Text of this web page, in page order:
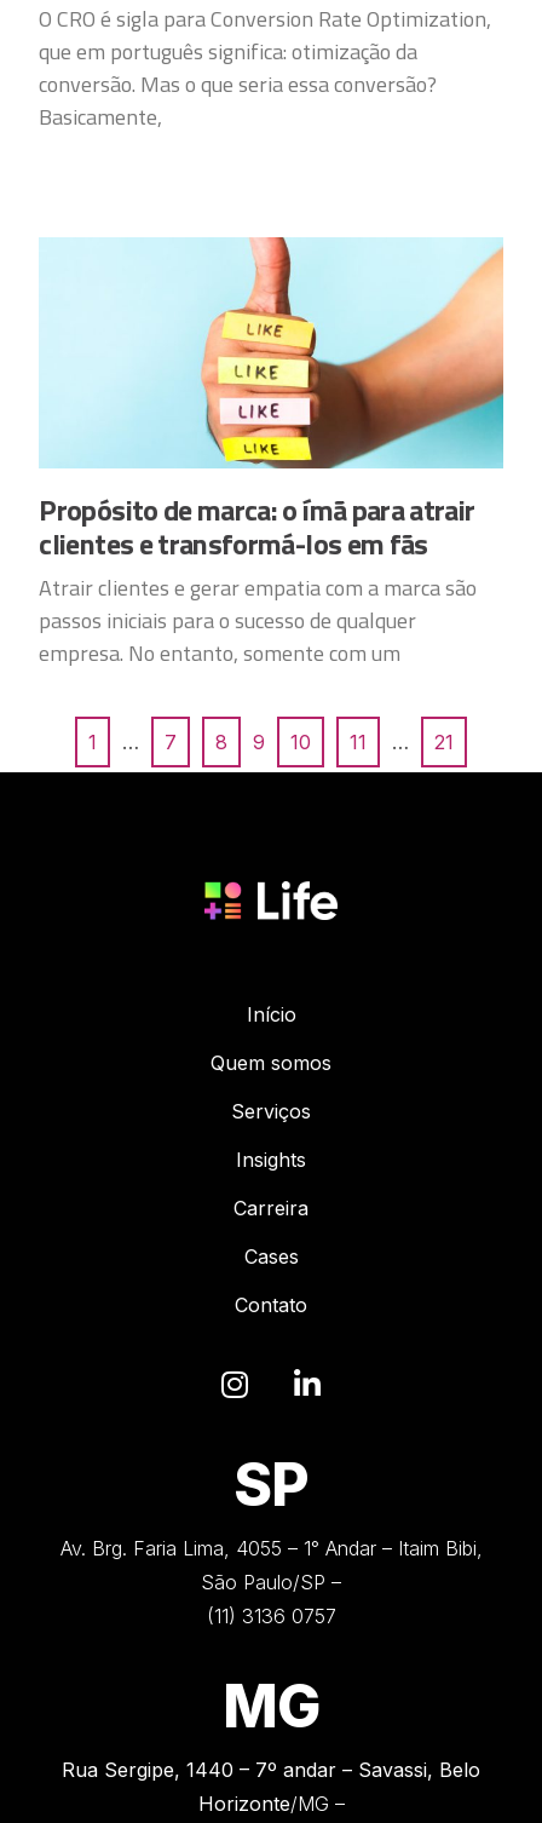
O CRO é sigla para Conversion Rate Optimization,
que em português significa: otimização da
conversão. Mas o que seria essa conversão?
Basicamente,
Propósito de marca: o ímã para atrair
clientes e transformá-los em fãs
Atrair clientes e gerar empatia com a marca são
passos iniciais para o sucesso de qualquer
empresa. No entanto, somente com um
1 … 7 8 9 10 11 … 21
Início
Quem somos
Serviços
Insights
Carreira
Cases
Contato
SP
Av. Brg. Faria Lima, 4055 – 1° Andar – Itaim Bibi,
São Paulo/SP –
(11) 3136 0757
MG
Rua Sergipe, 1440 – 7º andar – Savassi, Belo
Horizonte/MG –